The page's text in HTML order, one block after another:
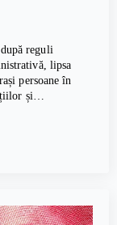
reguli
lipsa
persoane în
și…